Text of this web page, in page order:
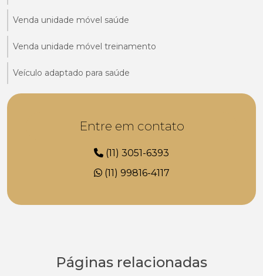
Venda unidade móvel saúde
Venda unidade móvel treinamento
Veículo adaptado para saúde
Entre em contato
(11) 3051-6393
(11) 99816-4117
Páginas relacionadas